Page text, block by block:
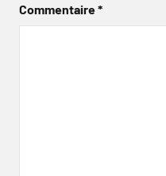
Commentaire*